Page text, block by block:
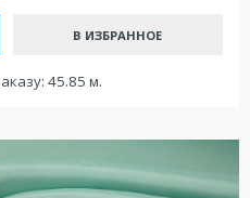
В ИЗБРАННОЕ
45.85 м.